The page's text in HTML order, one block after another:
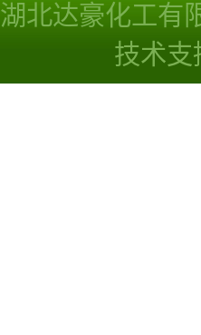
湖北达豪化工有
技术